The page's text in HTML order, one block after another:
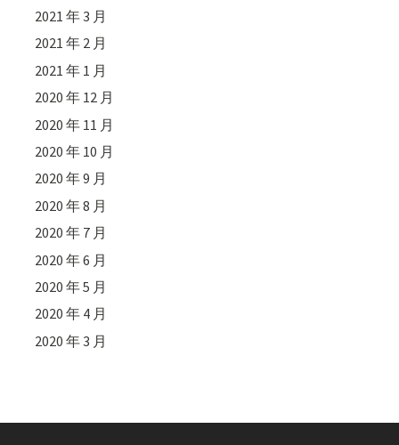
2021 年 3 月
2021 年 2 月
2021 年 1 月
2020 年 12 月
2020 年 11 月
2020 年 10 月
2020 年 9 月
2020 年 8 月
2020 年 7 月
2020 年 6 月
2020 年 5 月
2020 年 4 月
2020 年 3 月